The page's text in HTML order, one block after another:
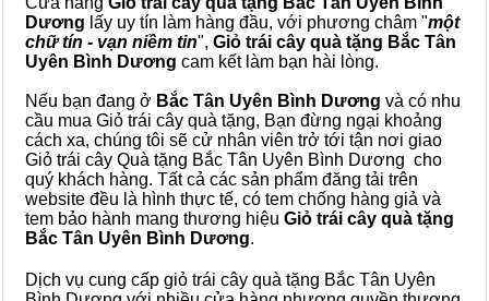
Dương lấy uy tín làm hàng đầu, với phương châm "một
chữ tín - vạn niềm tin", Giỏ trái cây quà tặng Bắc Tân
Uyên Bình Dương cam kết làm bạn hài lòng.
Nếu bạn đang ở Bắc Tân Uyên Bình Dương và có nhu
cầu mua Giỏ trái cây quà tặng, Bạn đừng ngại khoảng
cách xa, chúng tôi sẽ cử nhân viên trở tới tận nơi giao
Giỏ trái cây Quà tặng Bắc Tân Uyên Bình Dương cho
quý khách hàng. Tất cả các sản phẩm đăng tải trên
website đều là hình thực tế, có tem chống hàng giả và
tem bảo hành mang thương hiệu Giỏ trái cây quà tặng
Bắc Tân Uyên Bình Dương.
Dịch vụ cung cấp giỏ trái cây quà tặng Bắc Tân Uyên